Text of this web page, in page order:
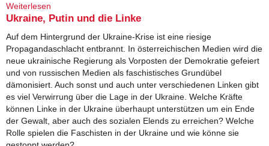
Weiterlesen
Ukraine, Putin und die Linke
Auf dem Hintergrund der Ukraine-Krise ist eine riesige
Propagandaschlacht entbrannt. In österreichischen Medien wird die
neue ukrainische Regierung als Vorposten der Demokratie gefeiert
und von russischen Medien als faschistisches Grundübel
dämonisiert. Auch sonst und auch unter verschiedenen Linken gibt
es viel Verwirrung über die Lage in der Ukraine. Welche Kräfte
können Linke in der Ukraine überhaupt unterstützen um ein Ende
der Gewalt, aber auch des sozialen Elends zu erreichen? Welche
Rolle spielen die Faschisten in der Ukraine und wie könne sie